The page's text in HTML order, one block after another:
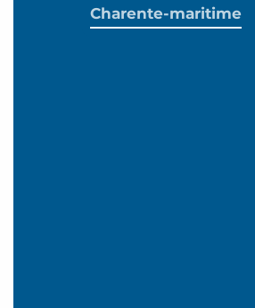
Charente-maritime